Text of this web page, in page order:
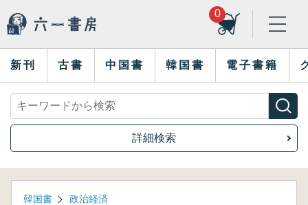
0
新刊 古書 中国書 韓国書 電子書籍
詳細検索
韓国書 政治経済